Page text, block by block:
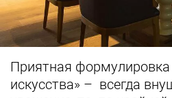
Приятная формулировка
искусства» – всегда